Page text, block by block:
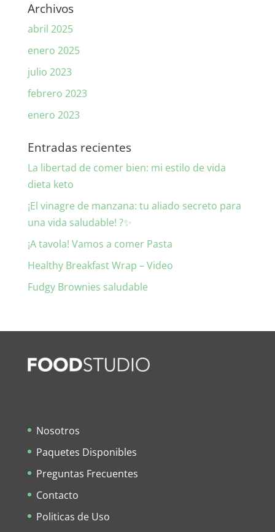
Archivos
abril 2025
enero 2025
julio 2023
febrero 2023
enero 2023
Entradas recientes
La libertad de comer bien: mi estilo de vida
dieta keto
¡El vinagre de manzana: tu aliado secreto para
una vida saludable! ?✨
¡A tavola! Vamos a comer Pasta
Healthy Breakfast Wrap – Video
Fudgy Brownies saludable
Nosotros
Paquetes Disponibles
Preguntas Frecuentes
Contacto
Politicas de Uso